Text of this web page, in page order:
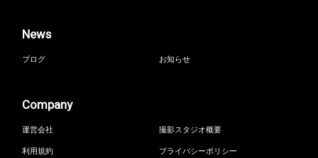
News
ブログ お知らせ
Company
運営会社
撮影スタジオ概要
利用規約
プライバシーポリシー